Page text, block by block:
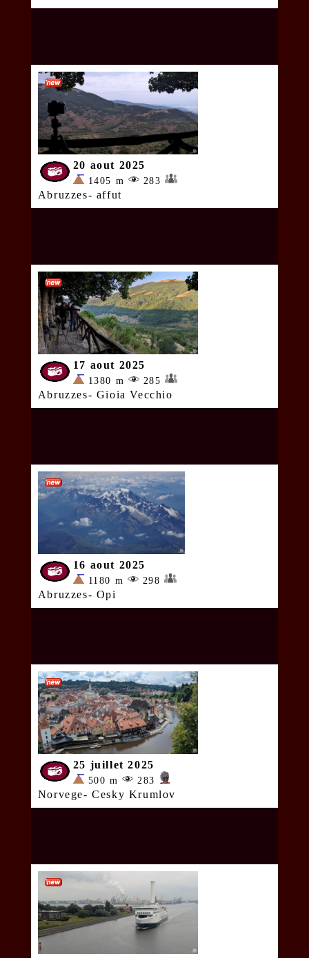
20 aout 2025
1405 m 283
Abruzzes- affut
17 aout 2025
1380 m 285
Abruzzes- Gioia Vecchio
16 aout 2025
1180 m 298
Abruzzes- Opi
25 juillet 2025
500 m 283
Norvege- Cesky Krumlov